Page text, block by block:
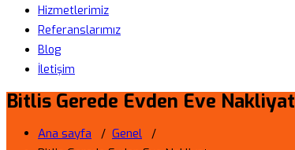
Hizmetlerimiz
Referanslarımız
Blog
İletişim
Bitlis Gerede Evden Eve Nakliyat
Ana sayfa / Genel /